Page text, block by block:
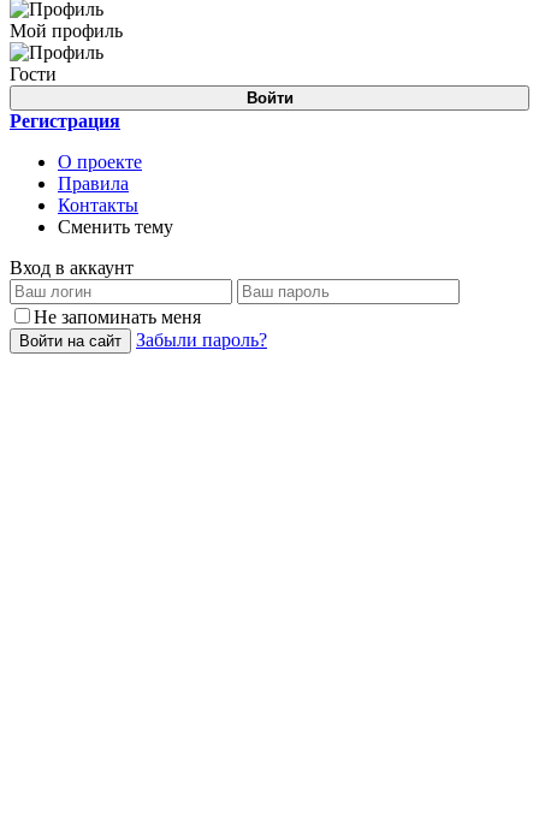
Мой профиль
Гости
Войти
Регистрация
О проекте
Правила
Контакты
Сменить тему
Вход в аккаунт
Не запоминать меня
Войти на сайт Забыли пароль?